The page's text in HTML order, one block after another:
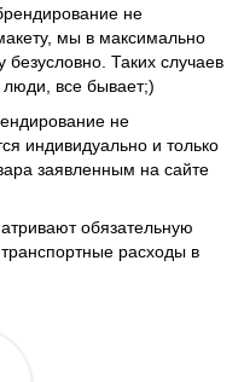
не
мы в максимально
безусловно. Таких случаев
все бывает;)
не
индивидуально и только
заявленным на сайте
обязательную
расходы в